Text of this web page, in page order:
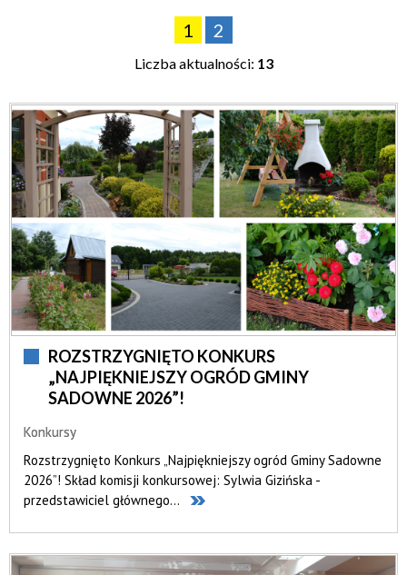
Kategoria
1 2
Liczba aktualności: 13
ROZSTRZYGNIĘTO KONKURS
„NAJPIĘKNIEJSZY OGRÓD GMINY
SADOWNE 2026”!
Konkursy
Rozstrzygnięto Konkurs „Najpiękniejszy ogród Gminy Sadowne
2026”! Skład komisji konkursowej: Sylwia Gizińska -
przedstawiciel głównego...